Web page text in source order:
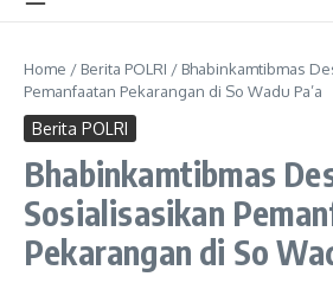
Home / Berita POLRI / Bhabinkamtibmas
Pemanfaatan Pekarangan di So Wadu Pa’a
Berita POLRI
Bhabinkamtibmas
Sosialisasikan
Pekarangan di So